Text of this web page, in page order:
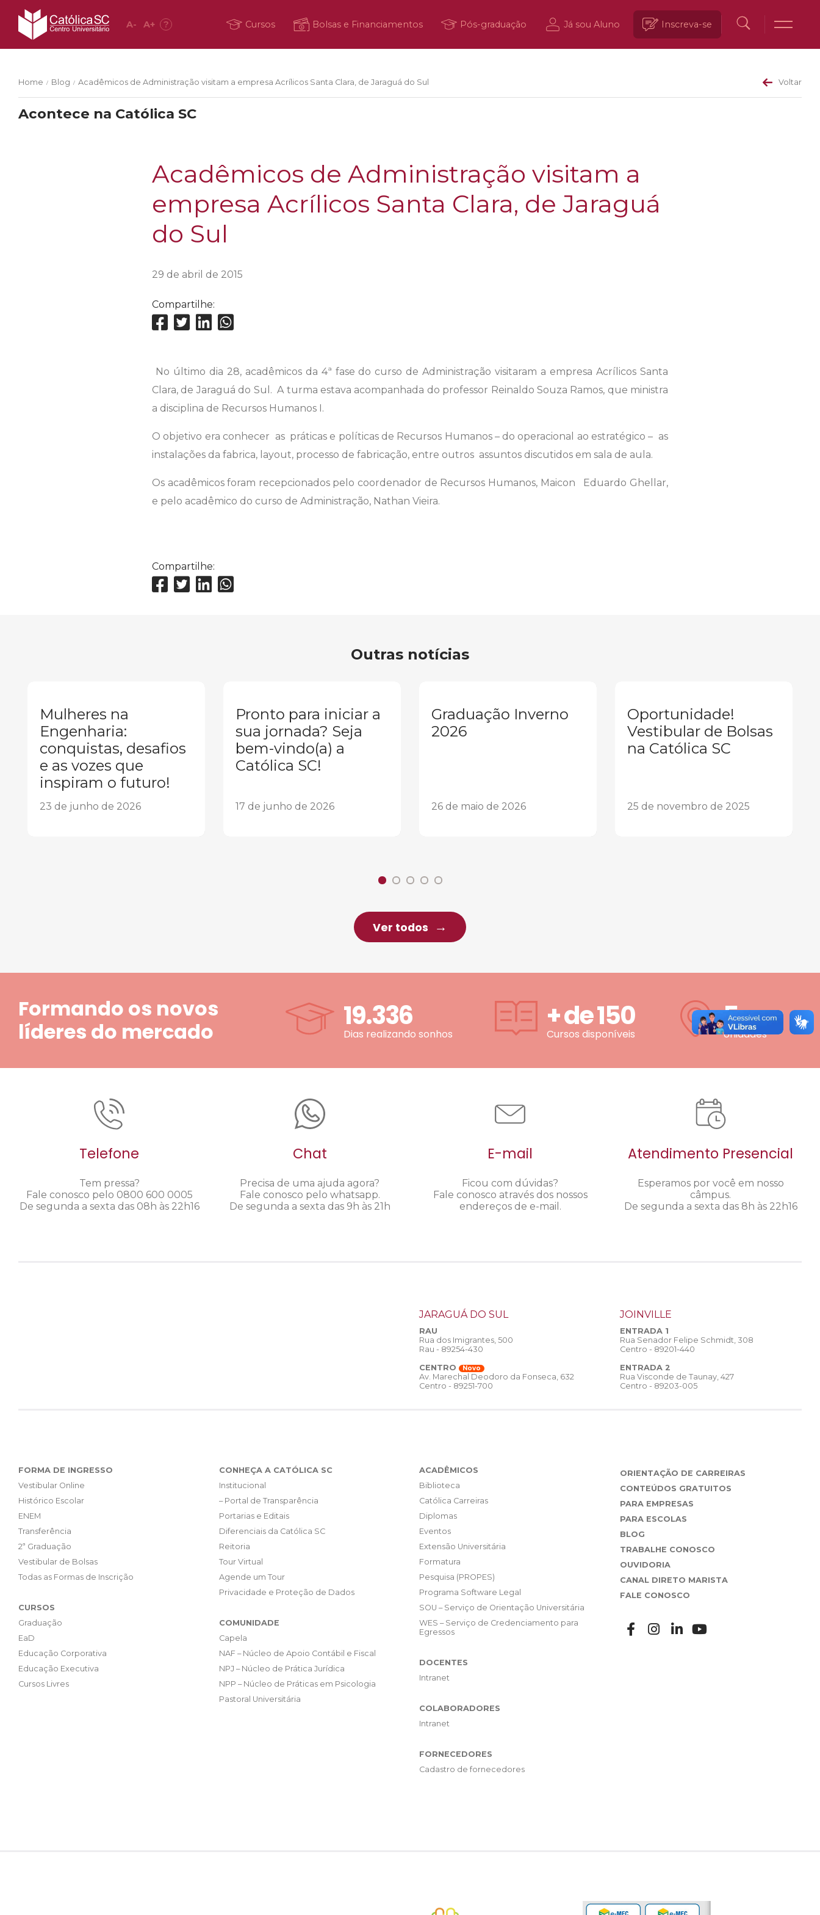
A- A+ ? Cursos Bolsas e Financiamentos Pós-graduação Já sou Aluno Inscreva-se
Home / Blog / Acadêmicos de Administração visitam a empresa Acrílicos Santa Clara, de Jaraguá do Sul Voltar
Acontece na Católica SC
Acadêmicos de Administração visitam a
empresa Acrílicos Santa Clara, de Jaraguá
do Sul
29 de abril de 2015
Compartilhe:
No último dia 28, acadêmicos da 4ª fase do curso de Administração visitaram a empresa Acrílicos Santa
Clara, de Jaraguá do Sul. A turma estava acompanhada do professor Reinaldo Souza Ramos, que ministra
a disciplina de Recursos Humanos I.
O objetivo era conhecer as práticas e políticas de Recursos Humanos – do operacional ao estratégico – as
instalações da fabrica, layout, processo de fabricação, entre outros assuntos discutidos em sala de aula.
Os acadêmicos foram recepcionados pelo coordenador de Recursos Humanos, Maicon Eduardo Ghellar,
e pelo acadêmico do curso de Administração, Nathan Vieira.
Compartilhe:
Outras notícias
Mulheres na
Engenharia:
conquistas, desafios
e as vozes que
inspiram o futuro!
23 de junho de 2026
Pronto para iniciar a
sua jornada? Seja
bem-vindo(a) a
Católica SC!
17 de junho de 2026
Graduação Inverno
2026
26 de maio de 2026
Oportunidade!
Vestibular de Bolsas
na Católica SC
25 de novembro de 2025
Ver todos
Formando os novos
líderes do mercado
19.336
Dias realizando sonhos
+ de150
Cursos disponíveis
5
Unidades
Telefone
Tem pressa?
Fale conosco pelo 0800 600 0005
De segunda a sexta das 08h às 22h16
Chat
Precisa de uma ajuda agora?
Fale conosco pelo whatsapp.
De segunda a sexta das 9h às 21h
E-mail
Ficou com dúvidas?
Fale conosco através dos nossos
endereços de e-mail.
Atendimento Presencial
Esperamos por você em nosso
câmpus.
De segunda a sexta das 8h às 22h16
JARAGUÁ DO SUL
RAU
Rua dos Imigrantes, 500
Rau - 89254-430
CENTRO
Novo
Av. Marechal Deodoro da Fonseca, 632
Centro - 89251-700
JOINVILLE
ENTRADA 1
Rua Senador Felipe Schmidt, 308
Centro - 89201-440
ENTRADA 2
Rua Visconde de Taunay, 427
Centro - 89203-005
FORMA DE INGRESSO
Vestibular Online
Histórico Escolar
ENEM
Transferência
2ª Graduação
Vestibular de Bolsas
Todas as Formas de Inscrição
CURSOS
Graduação
EaD
Educação Corporativa
Educação Executiva
Cursos Livres
CONHEÇA A CATÓLICA SC
Institucional
– Portal de Transparência
Portarias e Editais
Diferenciais da Católica SC
Reitoria
Tour Virtual
Agende um Tour
Privacidade e Proteção de Dados
COMUNIDADE
Capela
NAF – Núcleo de Apoio Contábil e Fiscal
NPJ – Núcleo de Prática Jurídica
NPP – Núcleo de Práticas em Psicologia
Pastoral Universitária
ACADÊMICOS
Biblioteca
Católica Carreiras
Diplomas
Eventos
Extensão Universitária
Formatura
Pesquisa (PROPES)
Programa Software Legal
SOU – Serviço de Orientação Universitária
WES – Serviço de Credenciamento para
Egressos
DOCENTES
Intranet
COLABORADORES
Intranet
FORNECEDORES
Cadastro de fornecedores
ORIENTAÇÃO DE CARREIRAS
CONTEÚDOS GRATUITOS
PARA EMPRESAS
PARA ESCOLAS
BLOG
TRABALHE CONOSCO
OUVIDORIA
CANAL DIRETO MARISTA
FALE CONOSCO